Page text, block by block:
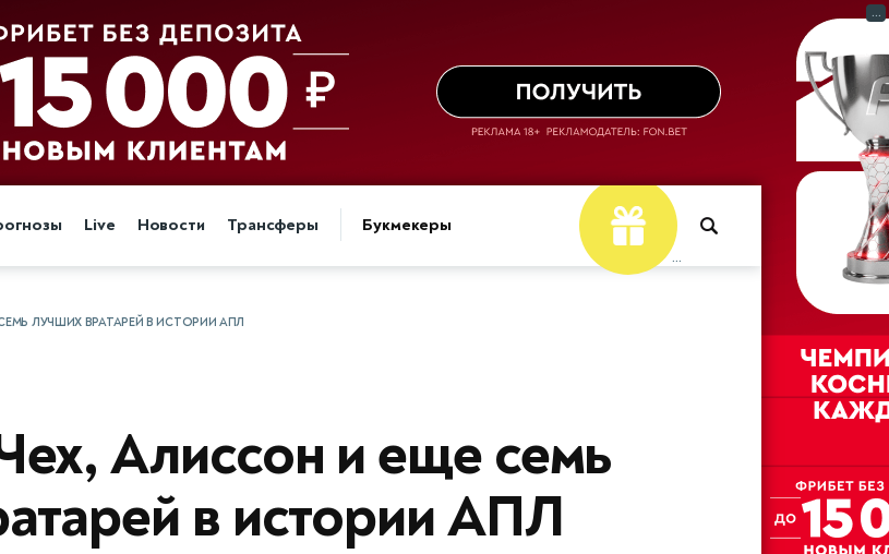
Live Новости Трансферы Букмекеры
...
ЛУЧШИХ ВРАТАРЕЙ В ИСТОРИИ АПЛ
Алиссон и еще семь
в истории АПЛ
...